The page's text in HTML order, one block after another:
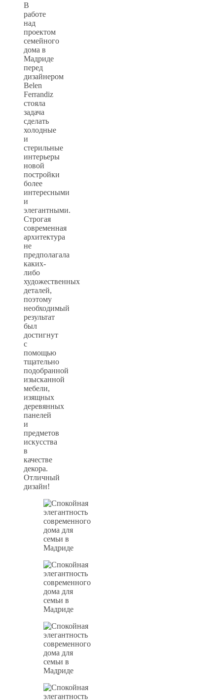
В
работе
над
проектом
семейного
дома в
Мадриде
перед
дизайнером
Belen
Ferrandiz
стояла
задача
сделать
холодные
и
стерильные
интерьеры
новой
постройки
более
интересными
и
элегантными.
Строгая
современная
архитектура
не
предполагала
каких-
либо
художественных
деталей,
поэтому
необходимый
результат
был
достигнут
с
помощью
тщательно
подобранной
изысканной
мебели,
изящных
деревянных
панелей
и
предметов
искусства
в
качестве
декора.
Отличный
дизайн!